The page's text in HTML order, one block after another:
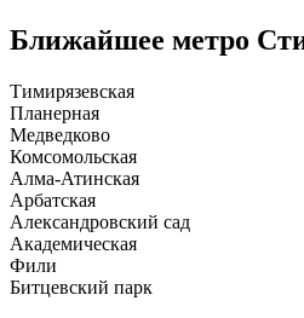
Ближайшее метро
Тимирязевская
Планерная
Медведково
Комсомольская
Алма-Атинская
Арбатская
Александровский сад
Академическая
Фили
Битцевский парк